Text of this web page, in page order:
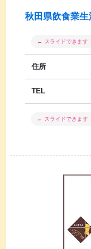
秋田県飲食業
住所
TEL